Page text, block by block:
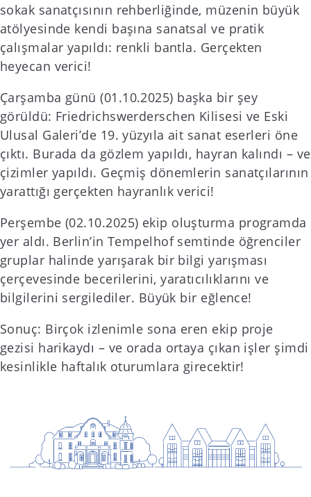
sokak sanatçısının rehberliğinde, müzenin büyük
atölyesinde kendi başına sanatsal ve pratik
çalışmalar yapıldı: renkli bantla. Gerçekten
heyecan verici!
Çarşamba günü (01.10.2025) başka bir şey
görüldü: Friedrichswerderschen Kilisesi ve Eski
Ulusal Galeri’de 19. yüzyıla ait sanat eserleri öne
çıktı. Burada da gözlem yapıldı, hayran kalındı – ve
çizimler yapıldı. Geçmiş dönemlerin sanatçılarının
yarattığı gerçekten hayranlık verici!
Perşembe (02.10.2025) ekip oluşturma programda
yer aldı. Berlin’in Tempelhof semtinde öğrenciler
gruplar halinde yarışarak bir bilgi yarışması
çerçevesinde becerilerini, yaratıcılıklarını ve
bilgilerini sergilediler. Büyük bir eğlence!
Sonuç: Birçok izlenimle sona eren ekip proje
gezisi harikaydı – ve orada ortaya çıkan işler şimdi
kesinlikle haftalık oturumlara girecektir!